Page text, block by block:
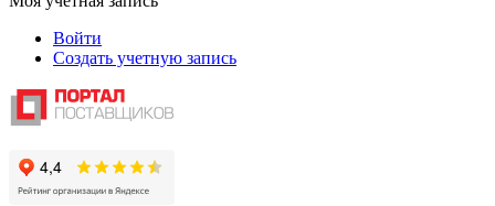
Войти
Создать учетную запись